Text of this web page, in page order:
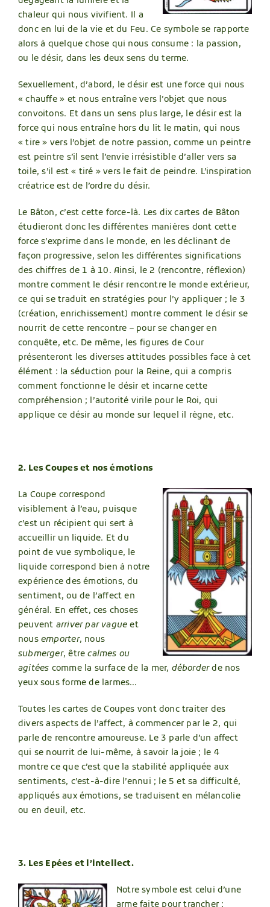
chaleur qui nous vivifient. Il a
donc en lui de la vie et du Feu. Ce symbole se rapporte
alors à quelque chose qui nous consume : la passion,
ou le désir, dans les deux sens du terme.
Sexuellement, d’abord, le désir est une force qui nous
« chauffe » et nous entraîne vers l’objet que nous
convoitons. Et dans un sens plus large, le désir est la
force qui nous entraîne hors du lit le matin, qui nous
« tire » vers l’objet de notre passion, comme un peintre
est peintre s’il sent l’envie irrésistible d’aller vers sa
toile, s’il est « tiré » vers le fait de peindre. L’inspiration
créatrice est de l’ordre du désir.
Le Bâton, c’est cette force-là. Les dix cartes de Bâton
étudieront donc les différentes manières dont cette
force s’exprime dans le monde, en les déclinant de
façon progressive, selon les différentes significations
des chiffres de 1 à 10. Ainsi, le 2 (rencontre, réflexion)
montre comment le désir rencontre le monde extérieur,
ce qui se traduit en stratégies pour l’y appliquer ; le 3
(création, enrichissement) montre comment le désir se
nourrit de cette rencontre – pour se changer en
conquête, etc. De même, les figures de Cour
présenteront les diverses attitudes possibles face à cet
élément : la séduction pour la Reine, qui a compris
comment fonctionne le désir et incarne cette
compréhension ; l’autorité virile pour le Roi, qui
applique ce désir au monde sur lequel il règne, etc.
2. Les Coupes et nos émotions
La Coupe correspond
visiblement à l’eau, puisque
c’est un récipient qui sert à
accueillir un liquide. Et du
point de vue symbolique, le
liquide correspond bien à notre
expérience des émotions, du
sentiment, ou de l’affect en
général. En effet, ces choses
peuvent arriver par vague et
nousemporter, nous
submerger, êtrecalmes ou
agitées comme la surface de la mer, déborderde nos
yeux sous forme de larmes…
Toutes les cartes de Coupes vont donc traiter des
divers aspects de l’affect, à commencer par le 2, qui
parle de rencontre amoureuse. Le 3 parle d’un affect
qui se nourrit de lui-même, à savoir la joie ; le 4
montre ce que c’est que la stabilité appliquée aux
sentiments, c’est-à-dire l’ennui ; le 5 et sa difficulté,
appliqués aux émotions, se traduisent en mélancolie
ou en deuil, etc.
3. Les Epées et l’intellect.
Notre symbole est celui d’une